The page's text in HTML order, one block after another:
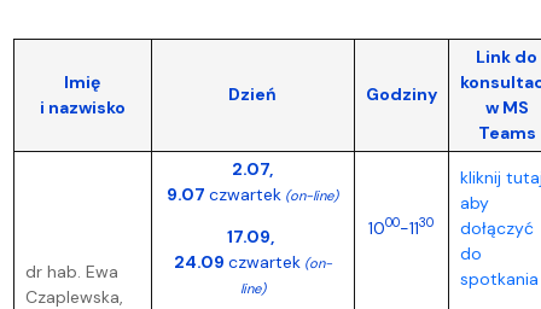
Imię
i nazwisko
Dzień Godziny
Link do
w MS
Teams
dr hab. Ewa
Czaplewska,
2.07,
9.07 czwartek (on-line)
17.09,
24.09 czwartek (on-
line)
1000-1130
kliknij
aby
dołączyć
do
spotkania